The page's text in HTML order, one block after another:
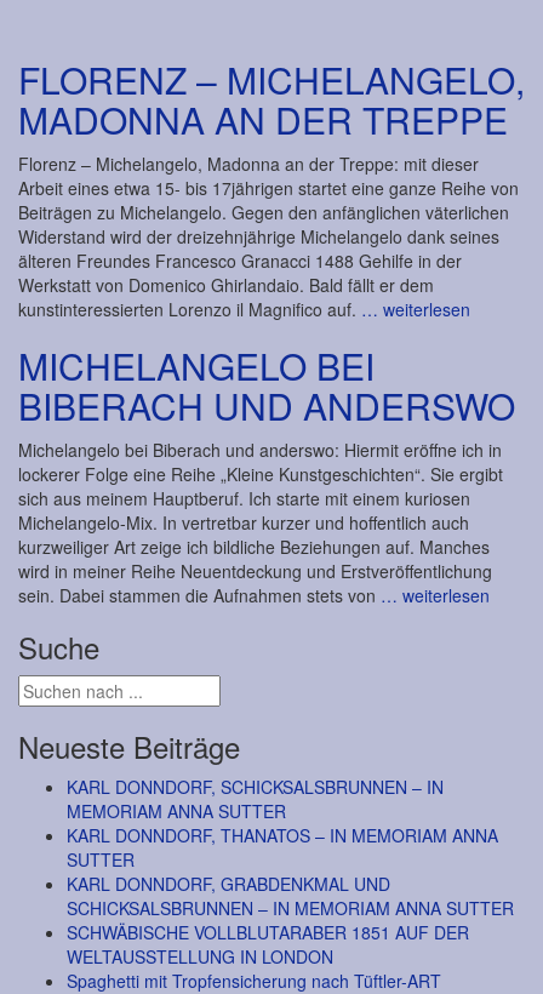
FLORENZ – MICHELANGELO,
MADONNA AN DER TREPPE
Florenz – Michelangelo, Madonna an der Treppe: mit dieser
Arbeit eines etwa 15- bis 17jährigen startet eine ganze Reihe von
Beiträgen zu Michelangelo. Gegen den anfänglichen väterlichen
Widerstand wird der dreizehnjährige Michelangelo dank seines
älteren Freundes Francesco Granacci 1488 Gehilfe in der
Werkstatt von Domenico Ghirlandaio. Bald fällt er dem
kunstinteressierten Lorenzo il Magnifico auf. … weiterlesen
MICHELANGELO BEI
BIBERACH UND ANDERSWO
Michelangelo bei Biberach und anderswo: Hiermit eröffne ich in
lockerer Folge eine Reihe „Kleine Kunstgeschichten“. Sie ergibt
sich aus meinem Hauptberuf. Ich starte mit einem kuriosen
Michelangelo-Mix. In vertretbar kurzer und hoffentlich auch
kurzweiliger Art zeige ich bildliche Beziehungen auf. Manches
wird in meiner Reihe Neuentdeckung und Erstveröffentlichung
sein. Dabei stammen die Aufnahmen stets von … weiterlesen
Suche
Neueste Beiträge
KARL DONNDORF, SCHICKSALSBRUNNEN – IN
MEMORIAM ANNA SUTTER
KARL DONNDORF, THANATOS – IN MEMORIAM ANNA
SUTTER
KARL DONNDORF, GRABDENKMAL UND
SCHICKSALSBRUNNEN – IN MEMORIAM ANNA SUTTER
SCHWÄBISCHE VOLLBLUTARABER 1851 AUF DER
WELTAUSSTELLUNG IN LONDON
Spaghetti mit Tropfensicherung nach Tüftler-ART